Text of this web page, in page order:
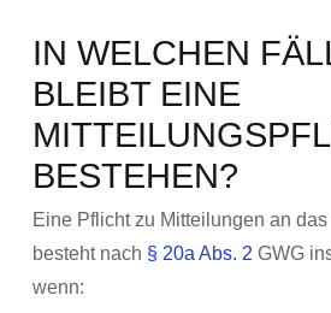
IN WELCHEN
BLEIBT EINE
BESTEHEN?
Eine Pflicht zu Mitteilungen an
besteht nach § 20a Abs. 2 GWG
wenn: